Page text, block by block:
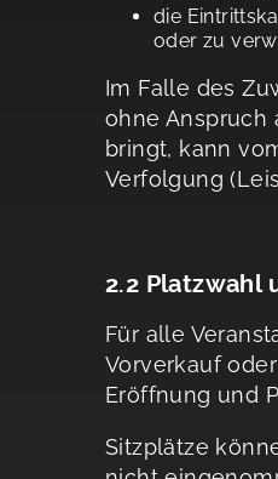
die
oder zu
Im Falle des
ohne Anspruch
bringt, kann
Verfolgung
2.2 Platzwahl
Für alle
Vorverkauf
Eröffnung und
Sitzplätze